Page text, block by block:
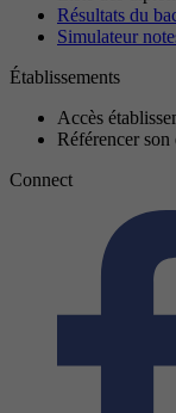
Résultats du
Simulateur
Établissements
Accès
Référencer son
Connect